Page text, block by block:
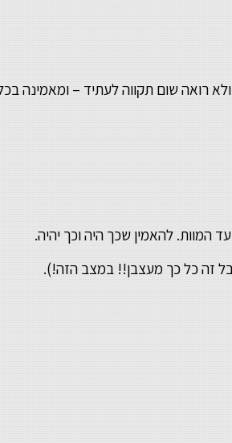
רואה שום תקווה לעתיד – ומאמינה
המוות. להאמין שכך היה וכך יהיה.
זה כל כך מעצבן!! במצב הזה!).